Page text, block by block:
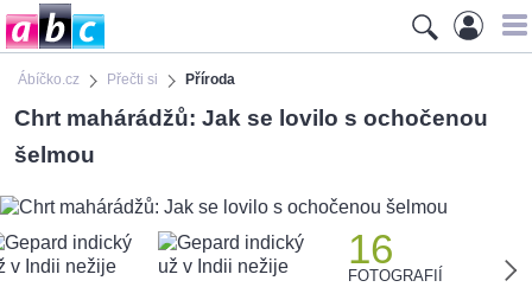
Ábíčko.cz Přečti si Příroda
Chrt mahárádžů: Jak se lovilo s ochočenou
šelmou
16
FOTOGRAFIÍ